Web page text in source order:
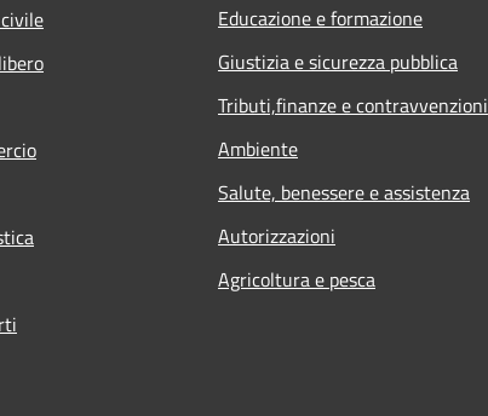
Educazione e formazione
Giustizia e sicurezza pubblica
Tributi,finanze e contravvenzioni
Ambiente
Salute, benessere e assistenza
Autorizzazioni
Agricoltura e pesca